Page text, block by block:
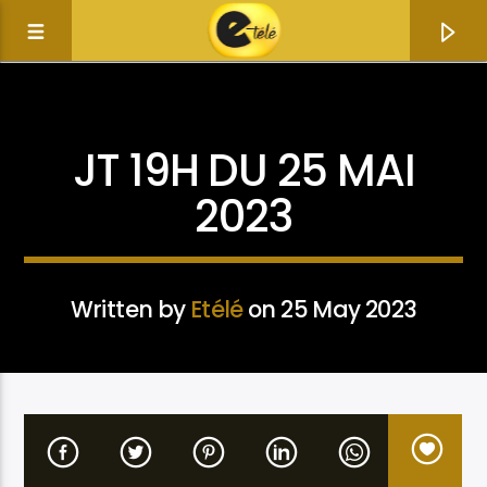
Title
Artist
JT 19H DU 25 MAI
2023
Written by Etéléon 25 May 2023